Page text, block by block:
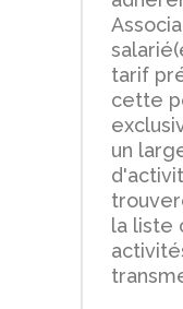
tarif
cette
un
la liste